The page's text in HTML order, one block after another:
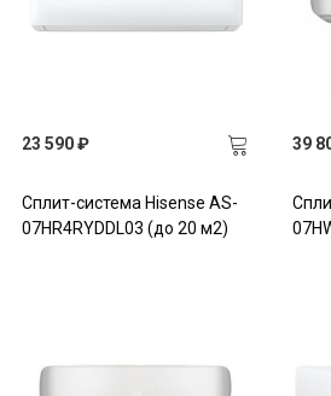
23 590 ₽
Сплит-система Hisense AS-
07HR4RYDDL03 (до 20 м2)
39